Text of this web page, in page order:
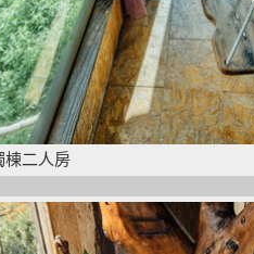
棟二人房